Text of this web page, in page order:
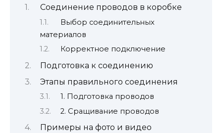
Соединение проводов в коробке
Выбор соединительных
материалов
Корректное подключение
Подготовка к соединению
Этапы правильного соединения
1. Подготовка проводов
2. Сращивание проводов
Примеры на фото и видео